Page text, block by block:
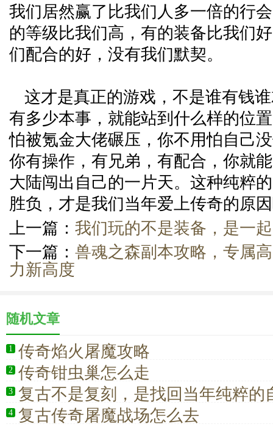
我们居然赢了比我们人多一倍的行
的等级比我们高，有的装备比我们
们配合的好，没有我们默契。
这才是真正的游戏，不是谁有钱
有多少本事，就能站到什么样的位
怕被氪金大佬碾压，你不用怕自己
你有操作，有兄弟，有配合，你就
大陆闯出自己的一片天。这种纯粹
胜负，才是我们当年爱上传奇的原
上一篇： 我们玩的不是装备，是一
下一篇： 兽魂之森副本攻略，专属
力新高度
随机文章
1 传奇焰火屠魔攻略
2 传奇钳虫巢怎么走
3 复古不是复刻，是找回当年纯粹的
4 复古传奇屠魔战场怎么去